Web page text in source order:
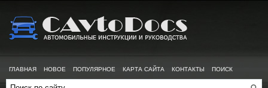
ГЛАВНАЯ НОВОЕ ПОПУЛЯРНОЕ КАРТА САЙТА КОНТАКТЫ ПОИСК